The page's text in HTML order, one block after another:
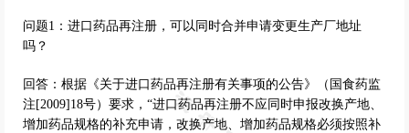
问题1：进口药品再注册，可以同时合并申请变更生产厂地址
吗？
回答：根据《关于进口药品再注册有关事项的公告》（国食药监
注[2009]18号）要求，“进口药品再注册不应同时申报改换产地、
增加药品规格的补充申请，改换产地、增加药品规格必须按照补